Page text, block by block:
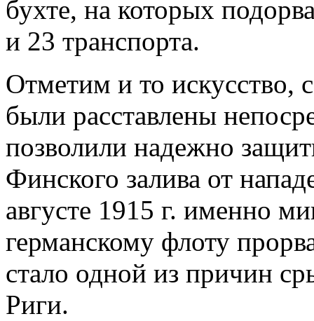
бухте, на которых
и 23 транспорта.
Отметим и то искусство,
были расставлены
позволили надежно
Финского залива от
августе 1915 г. именно
германскому флоту
стало одной из причин
Риги.